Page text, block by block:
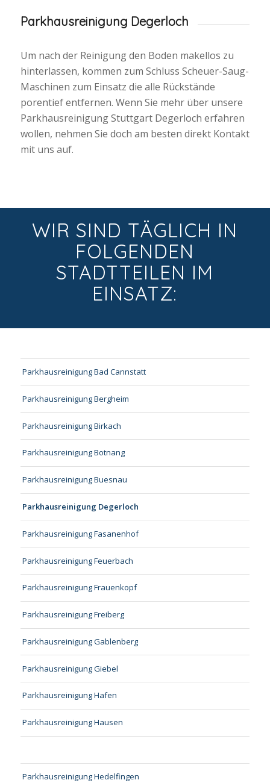
Parkhausreinigung Degerloch
Um nach der Reinigung den Boden makellos zu
hinterlassen, kommen zum Schluss Scheuer-Saug-
Maschinen zum Einsatz die alle Rückstände
porentief entfernen. Wenn Sie mehr über unsere
Parkhausreinigung Stuttgart Degerloch erfahren
wollen, nehmen Sie doch am besten direkt Kontakt
mit uns auf.
WIR SIND TÄGLICH IN
FOLGENDEN
STADTTEILEN IM
EINSATZ:
Parkhausreinigung Bad Cannstatt
Parkhausreinigung Bergheim
Parkhausreinigung Birkach
Parkhausreinigung Botnang
Parkhausreinigung Buesnau
Parkhausreinigung Degerloch
Parkhausreinigung Fasanenhof
Parkhausreinigung Feuerbach
Parkhausreinigung Frauenkopf
Parkhausreinigung Freiberg
Parkhausreinigung Gablenberg
Parkhausreinigung Giebel
Parkhausreinigung Hafen
Parkhausreinigung Hausen
Parkhausreinigung Hedelfingen